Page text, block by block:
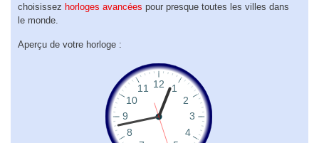
choisissez horloges avancées pour presque toutes les villes dans
le monde.
Aperçu de votre horloge :